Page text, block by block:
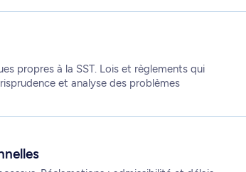
propres à la SST. Lois et règlements qui
et analyse des problèmes